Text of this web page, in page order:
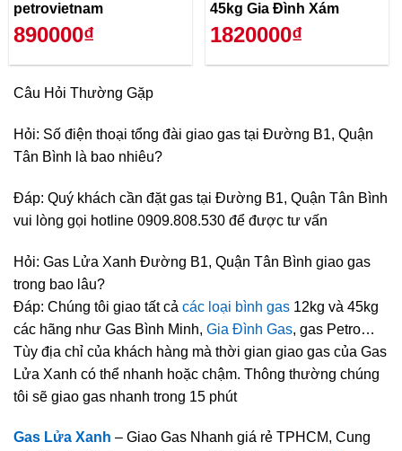
petrovietnam
890000₫
45kg Gia Đình Xám
1820000₫
Câu Hỏi Thường Gặp
Hỏi: Số điện thoại tổng đài giao gas tại Đường B1, Quận
Tân Bình là bao nhiêu?
Đáp: Quý khách cần đặt gas tại Đường B1, Quận Tân Bình
vui lòng gọi hotline 0909.808.530 để được tư vấn
Hỏi: Gas Lửa Xanh Đường B1, Quận Tân Bình giao gas
trong bao lâu?
Đáp: Chúng tôi giao tất cả các loại bình gas 12kg và 45kg
các hãng như Gas Bình Minh, Gia Đình Gas, gas Petro…
Tùy địa chỉ của khách hàng mà thời gian giao gas của Gas
Lửa Xanh có thể nhanh hoặc chậm. Thông thường chúng
tôi sẽ giao gas nhanh trong 15 phút
Gas Lửa Xanh – Giao Gas Nhanh giá rẻ TPHCM, Cung